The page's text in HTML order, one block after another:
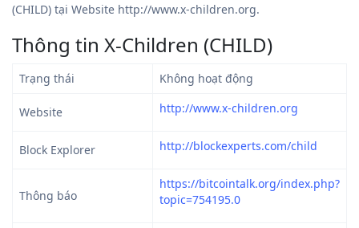
(CHILD) tại Website http://www.x-children.org.
Thông tin X-Children (CHILD)
Trạng thái Không hoạt động
Website http://www.x-children.org
Block Explorer http://blockexperts.com/child
Thông báo
https://bitcointalk.org/index.php?
topic=754195.0